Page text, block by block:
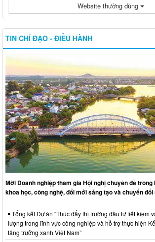
Website thường dùng
TIN CHỈ ĐẠO - ĐIỀU HÀNH
Mời Doanh nghiệp tham gia Hội nghị chuyên đề
khoa học, công nghệ, đổi mới sáng tạo và chuyển
Tổng kết Dự án “Thúc đẩy thị trường đầu tư tiết kiệm
lượng trong lĩnh vực công nghiệp và hỗ trợ thực hiện
tăng trưởng xanh Việt Nam”